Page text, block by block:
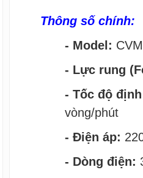
Thông số chính:
- Model:
- Lực rung
- Tốc độ
vòng/phút
- Điện áp:
- Dòng điện: